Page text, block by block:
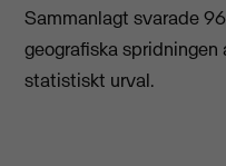
Sammanlagt svarade
geografiska
statistiskt urval.